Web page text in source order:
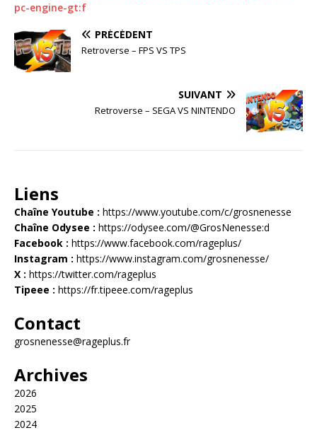
pc-engine-gt:f
PRÉCÉDENT
Retroverse – FPS VS TPS
SUIVANT
Retroverse – SEGA VS NINTENDO
Liens
Chaîne Youtube : https://www.youtube.com/c/grosnenesse
Chaîne Odysee : https://odysee.com/@GrosNenesse:d
Facebook : https://www.facebook.com/rageplus/
Instagram : https://www.instagram.com/grosnenesse/
X : https://twitter.com/rageplus
Tipeee : https://fr.tipeee.com/rageplus
Contact
grosnenesse@rageplus.fr
Archives
2026
2025
2024